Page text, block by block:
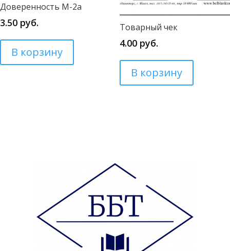
Доверенность М-2а
3.50 руб.
В корзину
Товарный чек
4.00руб.
В корзину